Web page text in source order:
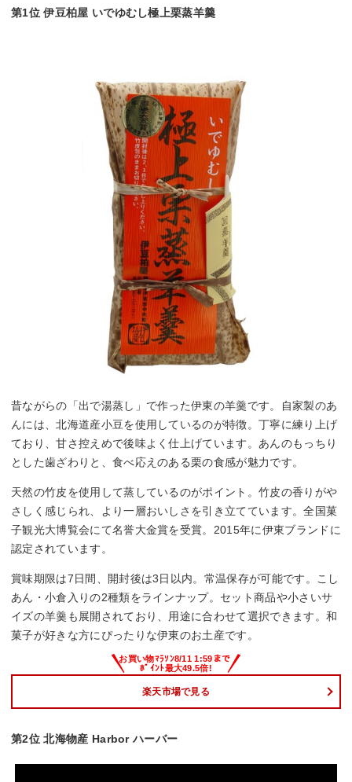
第1位 伊豆柏屋 いでゆむし極上栗蒸羊羹
昔ながらの「出で湯蒸し」で作った伊東の羊羹です。自家製のあ
んには、北海道産小豆を使用しているのが特徴。丁寧に練り上げ
ており、甘さ控えめで後味よく仕上げています。あんのもっちり
とした歯ざわりと、食べ応えのある栗の食感が魅力です。
天然の竹皮を使用して蒸しているのがポイント。竹皮の香りがや
さしく感じられ、より一層おいしさを引き立てています。全国菓
子観光大博覧会にて名誉大金賞を受賞。​2015年に伊東ブランドに
認定されています。
賞味期限は7日間、開封後は3日以内。常温保存が可能です。こし
あん・小倉入りの2種類をラインナップ。セット商品や小さいサ
イズの羊羹も展開されており、用途に合わせて選択できます。和
菓子が好きな方にぴったりな伊東のお土産です。
楽天市場で見る
第2位 北海物産 Harbor ハーバー